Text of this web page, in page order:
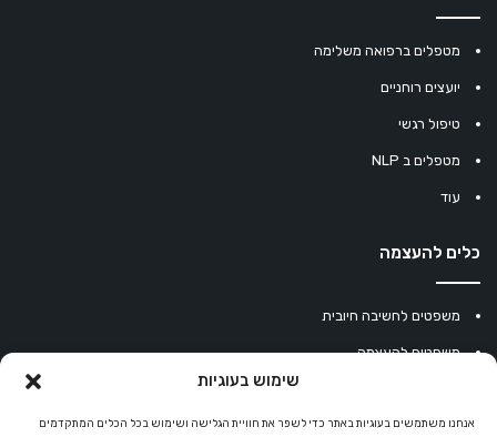
שימוש בעוגיות
אנחנו משתמשים בעוגיות באתר כדי לשפר את חוויית הגלישה ושימוש בכל הכלים המתקדמים
מטפלים ברפואה משלימה
יועצים רוחניים
טיפול רגשי
מטפלים ב NLP
עוד
כלים להעצמה
משפטים לחשיבה חיובית
משפטים להעצמה
מחשבון נומרולוגיה